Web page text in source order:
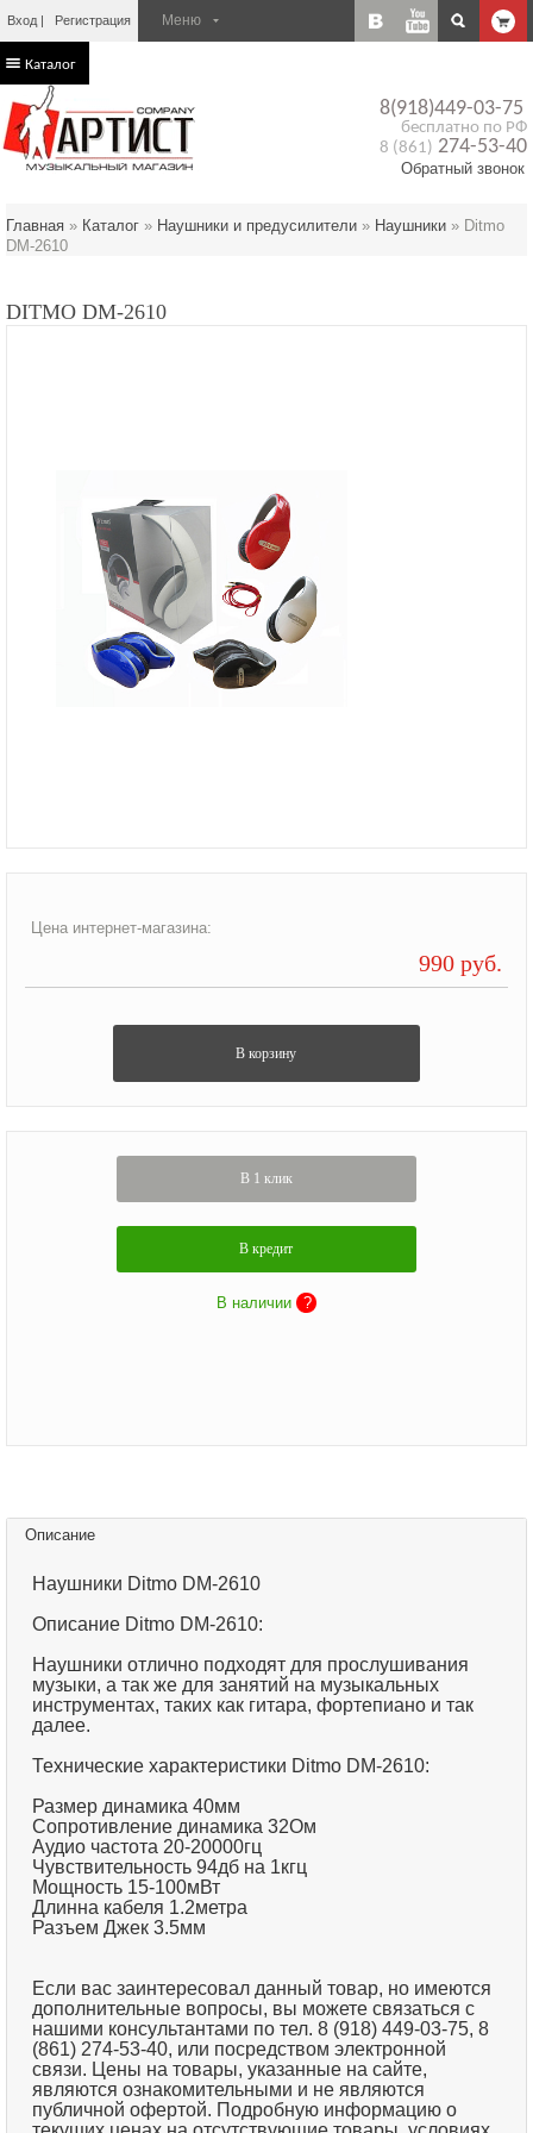
Вход Регистрация
8(918)449-03-75
бесплатно по РФ
8 (861) 274-53-40
Обратный звонок
Каталог
Главная » Каталог » Наушники и предусилители » Наушники » Ditmo
DM-2610
DITMO DM-2610
Цена интернет-магазина:
990 руб.
В корзину
В 1 клик
В кредит
В наличии ?
Описание
Наушники Ditmo DM-2610
Описание Ditmo DM-2610:
Наушники отлично подходят для прослушивания
музыки, а так же для занятий на музыкальных
инструментах, таких как гитара, фортепиано и так
далее.
Технические характеристики Ditmo DM-2610:
Размер динамика 40мм
Сопротивление динамика 32Ом
Аудио частота 20-20000гц
Чувствительность 94дб на 1кгц
Мощность 15-100мВт
Длинна кабеля 1.2метра
Разъем Джек 3.5мм
Если вас заинтересовал данный товар, но имеются
дополнительные вопросы, вы можете связаться с
нашими консультантами по тел. 8 (918) 449-03-75, 8
(861) 274-53-40, или посредством электронной
связи. Цены на товары, указанные на сайте,
являются ознакомительными и не являются
публичной офертой. Подробную информацию о